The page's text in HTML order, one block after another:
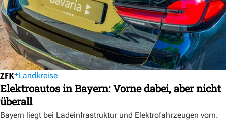
Landkreise
Elektroautos in Bayern: Vorne dabei, aber nicht
überall
Bayern liegt bei Ladeinfrastruktur und Elektrofahrzeugen vorn.